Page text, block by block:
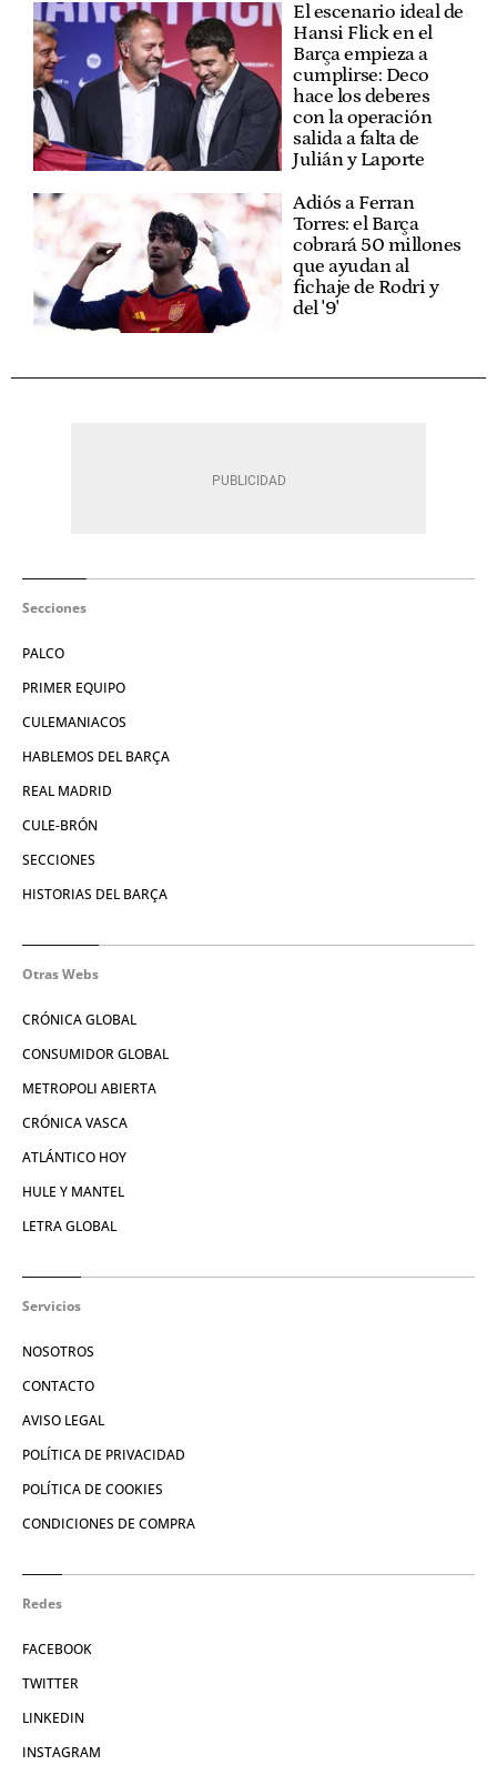
El escenario ideal de
Hansi Flick en el
Barça empieza a
cumplirse: Deco
hace los deberes
con la operación
salida a falta de
Julián y Laporte
Adiós a Ferran
Torres: el Barça
cobrará 50 millones
que ayudan al
fichaje de Rodri y
del '9'
Secciones
PALCO
PRIMER EQUIPO
CULEMANIACOS
HABLEMOS DEL BARÇA
REAL MADRID
CULE-BRÓN
SECCIONES
HISTORIAS DEL BARÇA
Otras Webs
CRÓNICA GLOBAL
CONSUMIDOR GLOBAL
METROPOLI ABIERTA
CRÓNICA VASCA
ATLÁNTICO HOY
HULE Y MANTEL
LETRA GLOBAL
Servicios
NOSOTROS
CONTACTO
AVISO LEGAL
POLÍTICA DE PRIVACIDAD
POLÍTICA DE COOKIES
CONDICIONES DE COMPRA
Redes
FACEBOOK
TWITTER
LINKEDIN
INSTAGRAM